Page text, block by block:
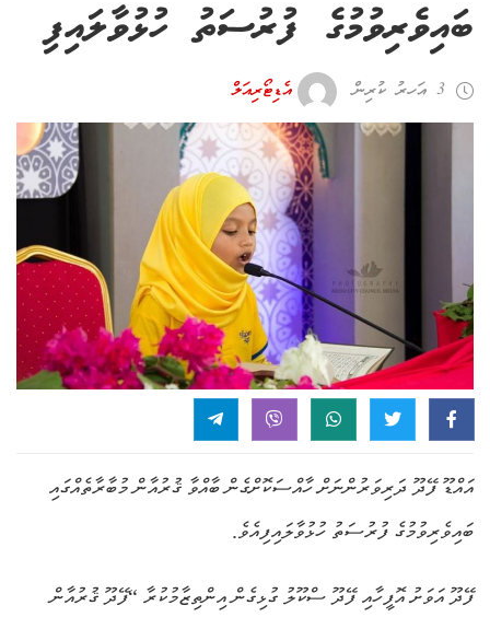
ބައިވެރިވުމުގެ ފުރުސަތު ހުޅުވާލައިފި
3 އަހރު ކުރިން އެޑިޓޯރިއަލް
އައްޑޫ ފޭދޫ ދަރިވަރުންނަށް ހާއްސަކޮށްގެން ބާއްވާ ޤުރުއާން މުބާރާތެއްގައި
ބައިވެރިވުމުގެ ފުރުސަތު ހުޅުވާލައިފިއެވެ.
ފޭދޫ އަވަށު އޮފީހާއި ފޭދޫ ސްކޫލު ގުޅިގެން އިންތިޒާމުކުރާ “ފޭދޫ ޤުރުއާން